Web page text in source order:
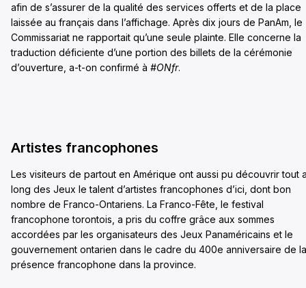
afin de s’assurer de la qualité des services offerts et de la place
laissée au français dans l’affichage. Après dix jours de PanAm, le
Commissariat ne rapportait qu’une seule plainte. Elle concerne la
traduction déficiente d’une portion des billets de la cérémonie
d’ouverture, a-t-on confirmé à #ONfr.
Artistes francophones
Les visiteurs de partout en Amérique ont aussi pu découvrir tout
long des Jeux le talent d’artistes francophones d’ici, dont bon
nombre de Franco-Ontariens. La Franco-Fête, le festival
francophone torontois, a pris du coffre grâce aux sommes
accordées par les organisateurs des Jeux Panaméricains et le
gouvernement ontarien dans le cadre du 400e anniversaire de la
présence francophone dans la province.